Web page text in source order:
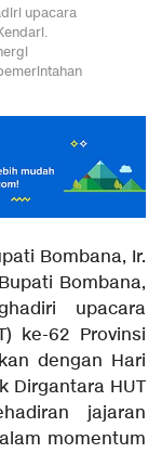
upacara
Bombana, Ir.
Bombana,
upacara
ke-62 Provinsi
dengan Hari
Dirgantara HUT
jajaran
momentum